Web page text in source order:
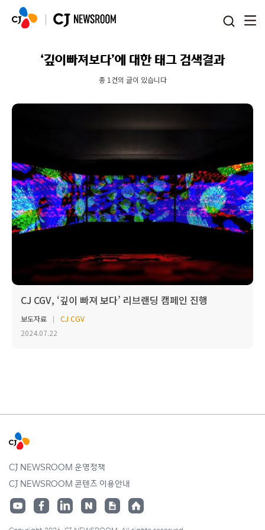
‘깊이빠져보다’에 대한 태그 검색결과
총 1건의 글이 있습니다
CJ CGV, ‘깊이 빠져 보다’ 리브랜딩 캠페인 진행
보도자료
CJ CGV
2024.07.22
CJ NEWSROOM 운영정책
CJ NEWSROOM 콘텐츠 이용안내